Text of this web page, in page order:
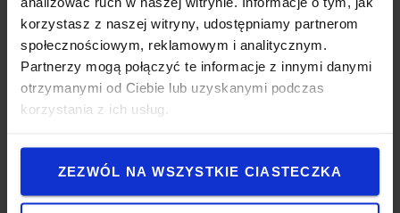
korzystasz z naszej witryny, udostępniamy partnerom
społecznościowym, reklamowym i analitycznym.
Partnerzy mogą połączyć te informacje z innymi danymi
otrzymanymi od Ciebie lub uzyskanymi podczas
korzystania z ich usług.
ZEZWÓL NA WSZYSTKIE CIASTECZKA
zakresie tego, czego klienci mogą oczekiwać od naszych
wózków prowadzonych” – wyjaśnia Jimmy Henrard, Product
Manager Safety Solutions w Toyota Material Handling
Europe. „Naszym celem jest tworzenie rozwiązań, które
aktywnie wspierają operatorów, a nie tylko reagują na ich
działania. Dzięki ciągłemu monitorowaniu danych, pozycji i
zapewniając płynniejsze i bezpieczniejsze operacje w każdym
zastosowaniu. To kierunek, w którym zmierzamy – integracja
technologii adaptacyjnych, które dają naszym klientom